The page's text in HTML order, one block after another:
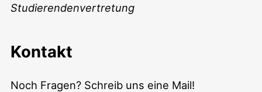
Studierendenvertretung
Kontakt
Noch Fragen? Schreib uns eine Mail!